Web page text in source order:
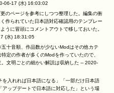
06-17 (水) 16:03:02
のページを参考にしつつ整理した。編集の衝
作られていた日本語対応確認用のテンプレー
うに冒頭にコメントアウトで移しておいた。
(水) 18:31:05
十音順、作品数が少ないModはその他カテ
定の作者が多くのModを作っていたので、
文明ごとの細かい解説は収納した -- 2020-
を入れれば日本語になる」「一部だけ日本語
アップデートで日本語に対応した」という場